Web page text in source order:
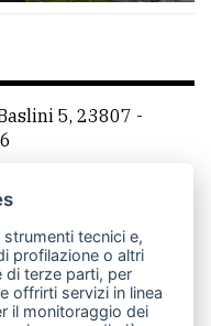
5, 23807 -
RSS
tecnici e,
profilazione o altri
di terze parti, per
offrirti servizi in linea
il monitoraggio dei